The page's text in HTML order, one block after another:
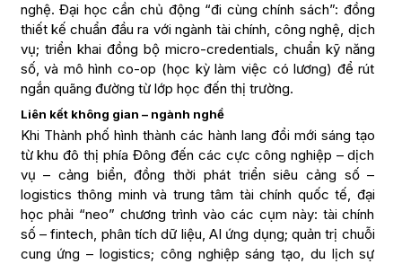
nghệ. Đại học cần chủ động “đi cùng chính sách”: đồng
thiết kế chuẩn đầu ra với ngành tài chính, công nghệ, dịch
vụ; triển khai đồng bộ micro-credentials, chuẩn kỹ năng
số, và mô hình co-op (học kỳ làm việc có lương) để rút
ngắn quãng đường từ lớp học đến thị trường.
Liên kết không gian – ngành nghề
Khi Thành phố hình thành các hành lang đổi mới sáng tạo
từ khu đô thị phía Đông đến các cực công nghiệp – dịch
vụ – cảng biển, đồng thời phát triển siêu cảng số –
logistics thông minh và trung tâm tài chính quốc tế, đại
học phải “neo” chương trình vào các cụm này: tài chính
số – fintech, phân tích dữ liệu, AI ứng dụng; quản trị chuỗi
cung ứng – logistics; công nghiệp sáng tạo, du lịch sự